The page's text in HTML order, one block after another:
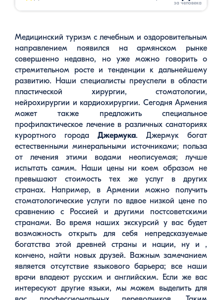
Медицинский туризм с лечебным и оздоровительным
направлением появился на армянском рынке
совершенно недавно, но уже можно говорить о
стремительном росте и тенденции к дальнейшему
развитию. Наши специалисты преуспели в области
пластической хирургии, стоматологии,
нейрохирургии и кардиохирургии. Сегодня Армения
может также предложить специальное
профилактическое лечение в различных санаториях
курортного города Джермука. Джермук богат
естественными минеральными источниками; польза
от лечения этими водами неописуемая; лучше
испытать самим. Наши цены ни коем образом не
превышают стоимость тех же услуг в других
странах. Например, в Армении можно получить
стоматологические услуги по вдвое низкой цене по
сравнению с Россией и другими постсоветскими
странами. Во время наших экскурсий у вас будет
возможность открыть для себя непредсказуемые
богатства этой древней страны и нации, ну и ,
кончено, найти новых друзей. Важным замечанием
является отсутствие языкового барьера; все наши
врачи владеют русским и английским. Если же вас
интересуют другие языки, мы можем выделить для